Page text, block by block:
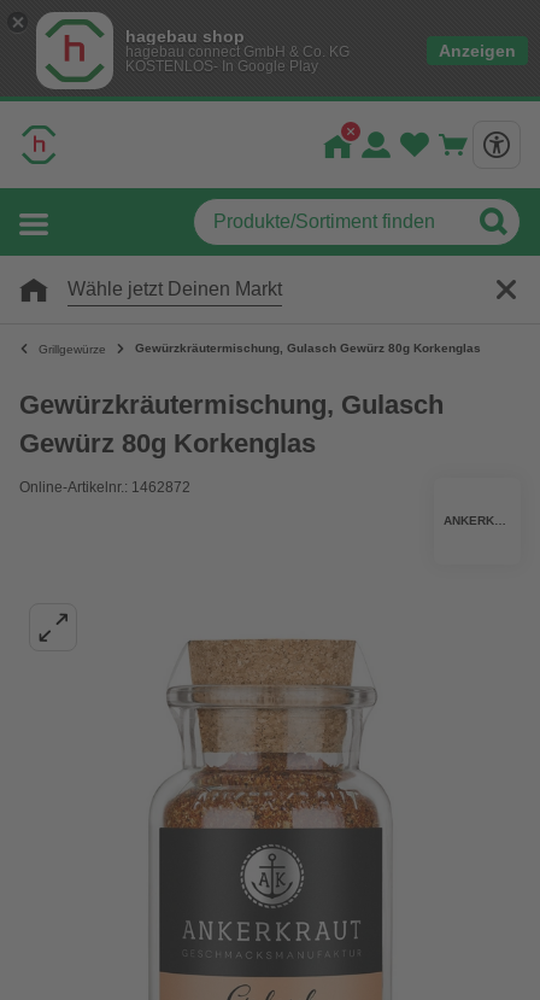
hagebau shop
hagebau connect GmbH & Co. KG
KOSTENLOS- In Google Play
Anzeigen
Wähle jetzt Deinen Markt
Grillgewürze Gewürzkräutermischung, Gulasch Gewürz 80g Korkenglas
Gewürzkräutermischung, Gulasch
Gewürz 80g Korkenglas
Online-Artikelnr.: 1462872